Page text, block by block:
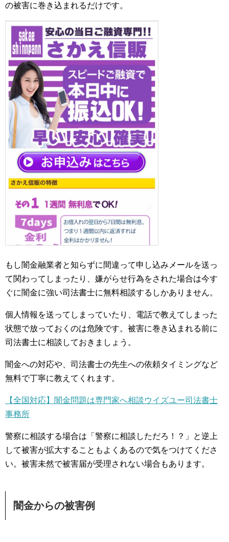
の被害に巻き込まれるだけです。
もし闇金融業者と知らずに間違って申し込みメールを送っ
て関わってしまったり、嫌がらせ行為をされた場合は今す
ぐに闇金に強い司法書士に無料相談するしかありません。
個人情報を送ってしまっていたり、電話で教えてしまった
状態で放っておくのは危険です。被害に巻き込まれる前に
司法書士に相談しておきましょう。
闇金への対応や、司法書士の先生への依頼タイミングなど
無料で丁寧に教えてくれます。
【全国対応】闇金問題は専門家へ相談ウイズユー司法書士
事務所
警察に相談する場合は「警察に相談しただろ！？」と逆上
して被害が拡大することもよくあるので気をつけてくださ
い。被害未然で被害届が受理されない場合もあります。
闇金からの被害例